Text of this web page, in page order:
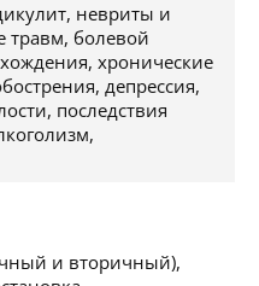
невриты и
травм, болевой
хронические
депрессия,
последствия
и вторичный),